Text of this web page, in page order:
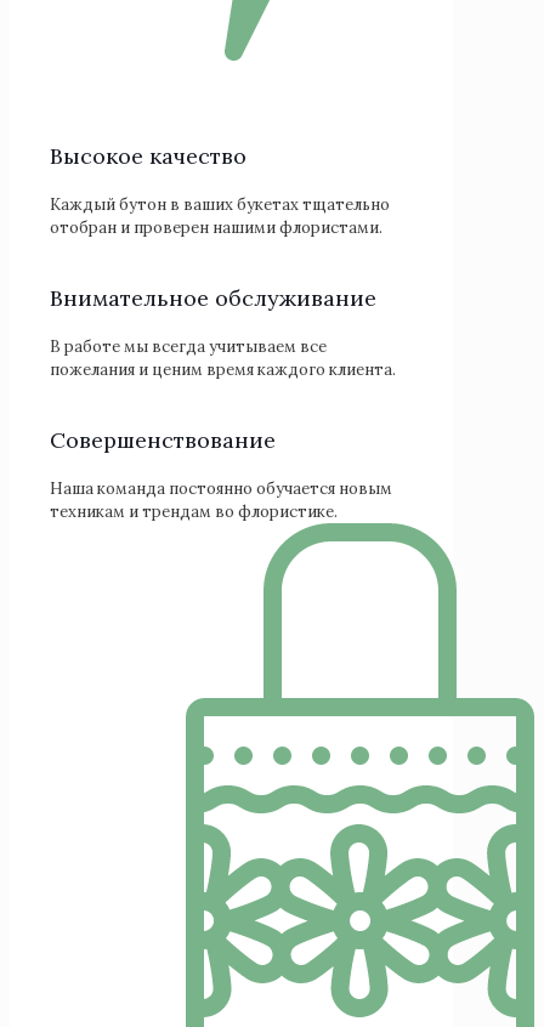
Высокое качество
Каждый бутон в ваших букетах тщательно
отобран и проверен нашими флористами.
Внимательное обслуживание
В работе мы всегда учитываем все
пожелания и ценим время каждого клиента.
Cовершенствование
Наша команда постоянно обучается новым
техникам и трендам во флористике.